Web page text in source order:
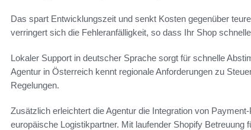
Das spart Entwicklungszeit und senkt Kosten gegenüber
verringert sich die Fehleranfälligkeit, so dass Ihr Shop
Lokaler Support in deutscher Sprache sorgt für schnelle
Agentur in Österreich kennt regionale Anforderungen zu
Regelungen.
Zusätzlich erleichtert die Agentur die Integration von
europäische Logistikpartner. Mit laufender Shopify